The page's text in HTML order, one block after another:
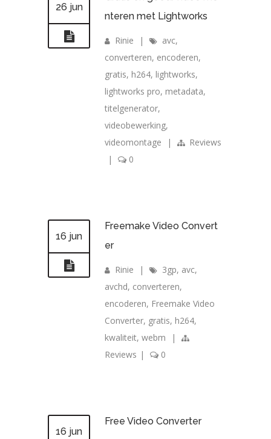
26 jun
nteren met Lightworks
Rinie | avc,
converteren, encoderen,
gratis, h264, lightworks,
lightworks pro, metadata,
titelgenerator,
videobewerking,
videomontage
|
Reviews
|
0
16 jun
Freemake Video Convert
er
Rinie | 3gp, avc,
avchd, converteren,
encoderen, Freemake Video
Converter, gratis, h264,
kwaliteit, webm
|
Reviews | 0
16 jun
Free Video Converter